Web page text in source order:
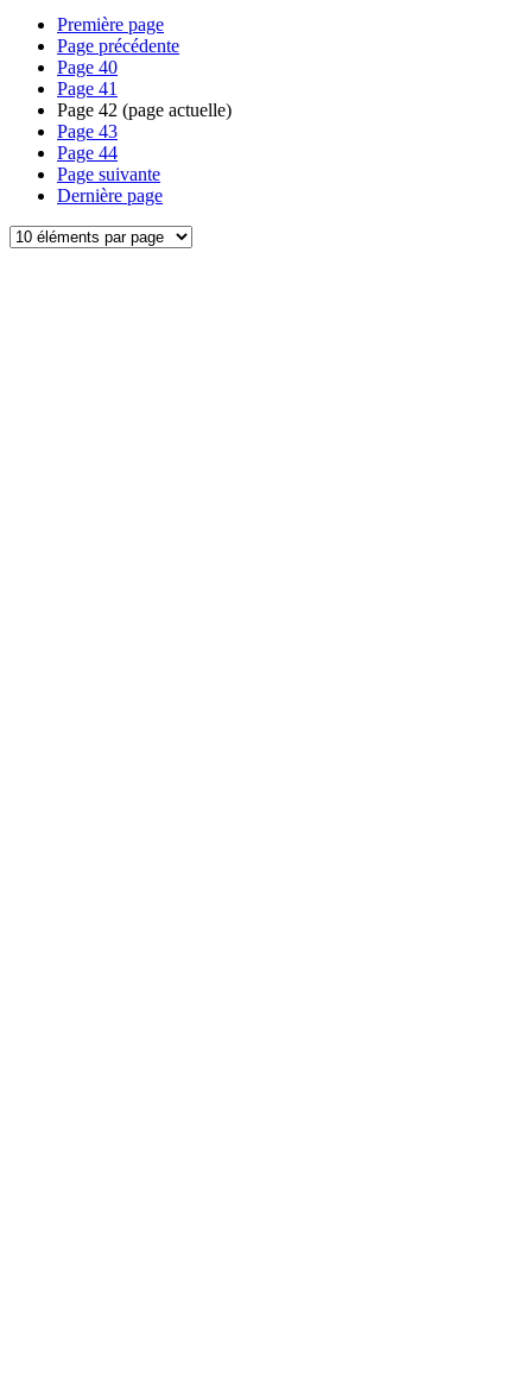
Première page
Page précédente
Page 40
Page 41
Page 42 (page actuelle)
Page 43
Page 44
Page suivante
Dernière page